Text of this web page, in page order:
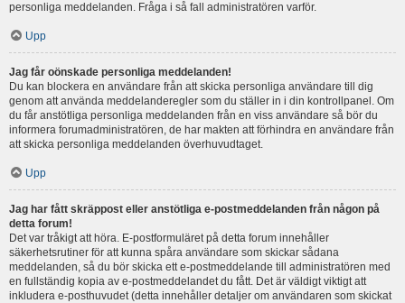
personliga meddelanden. Fråga i så fall administratören varför.
Upp
Jag får oönskade personliga meddelanden!
Du kan blockera en användare från att skicka personliga användare till dig
genom att använda meddelanderegler som du ställer in i din kontrollpanel. Om
du får anstötliga personliga meddelanden från en viss användare så bör du
informera forumadministratören, de har makten att förhindra en användare från
att skicka personliga meddelanden överhuvudtaget.
Upp
Jag har fått skräppost eller anstötliga e-postmeddelanden från någon på
detta forum!
Det var tråkigt att höra. E-postformuläret på detta forum innehåller
säkerhetsrutiner för att kunna spåra användare som skickar sådana
meddelanden, så du bör skicka ett e-postmeddelande till administratören med
en fullständig kopia av e-postmeddelandet du fått. Det är väldigt viktigt att
inkludera e-posthuvudet (detta innehåller detaljer om användaren som skickat